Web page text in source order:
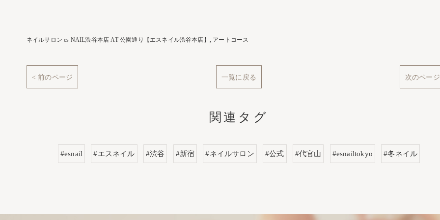
ネイルサロン es NAIL渋谷本店 AT 公園通り【エスネイル渋谷本店】 アートコース
< 前のページ 一覧に戻る 次のペー
関連タグ
#esnail #エスネイル #渋谷 #新宿 #ネイルサロン #公式 #代官山 #esnailtokyo #冬ネイル